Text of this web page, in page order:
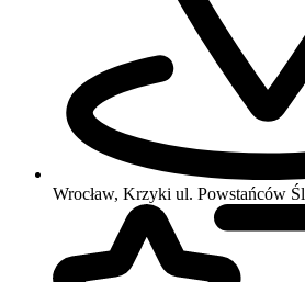
Wrocław, Krzyki ul. Powstańców